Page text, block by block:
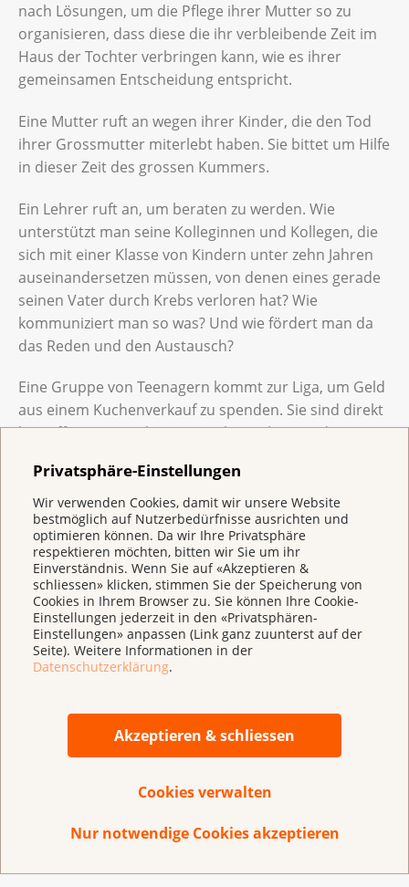
Privatsphäre-Einstellungen
Wir verwenden Cookies, damit wir unsere Website
bestmöglich auf Nutzerbedürfnisse ausrichten und
optimieren können. Da wir Ihre Privatsphäre
respektieren möchten, bitten wir Sie um ihr
Einverständnis. Wenn Sie auf «Akzeptieren &
schliessen» klicken, stimmen Sie der Speicherung von
Cookies in Ihrem Browser zu. Sie können Ihre Cookie-
Einstellungen jederzeit in den «Privatsphären-
Einstellungen» anpassen (Link ganz zuunterst auf der
Seite). Weitere Informationen in der
Datenschutzerklärung.
Akzeptieren & schliessen
Cookies verwalten
Nur notwendige Cookies akzeptieren
nach Lösungen, um die Pflege ihrer Mutter so zu
organisieren, dass diese die ihr verbleibende Zeit im
Haus der Tochter verbringen kann, wie es ihrer
gemeinsamen Entscheidung entspricht.
Eine Mutter ruft an wegen ihrer Kinder, die den Tod
ihrer Grossmutter miterlebt haben. Sie bittet um Hilfe
in dieser Zeit des grossen Kummers.
Ein Lehrer ruft an, um beraten zu werden. Wie
unterstützt man seine Kolleginnen und Kollegen, die
sich mit einer Klasse von Kindern unter zehn Jahren
auseinandersetzen müssen, von denen eines gerade
seinen Vater durch Krebs verloren hat? Wie
kommuniziert man so was? Und wie fördert man da
das Reden und den Austausch?
Eine Gruppe von Teenagern kommt zur Liga, um Geld
aus einem Kuchenverkauf zu spenden. Sie sind direkt
betroffen vom Verlust eines Klassenkameraden, eines
an einem Tisch und drücken ihren Schmerz, ihre
Solidarität, ihre Liebe aus.
Eine E-Mail an die Liga: «Nach Remissionen, die mir
Hoffnung auf Heilung gegeben haben, bin ich mit
einer Mutation meiner Krankheit konfrontiert, deren
Verlauf unklar ist. Alt und allein, würde ich gerne
wissen, ob es Menschen gibt, die mir eine kleine
Unterstützung geben und mich möglichst bei mir zu
Hause betreuen könnten, da ich zu müde bin, mich zu
Tag für Tag hört die Liga zu, lädt ein, unterstützt, wägt
Mitmenschen, Patienten, Familien, Fachleuten,
Bewegung und stellt sich dem unaufhörlichen Wandel